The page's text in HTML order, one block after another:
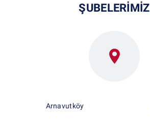
ŞUBELERİMİZ
Arnavutköy